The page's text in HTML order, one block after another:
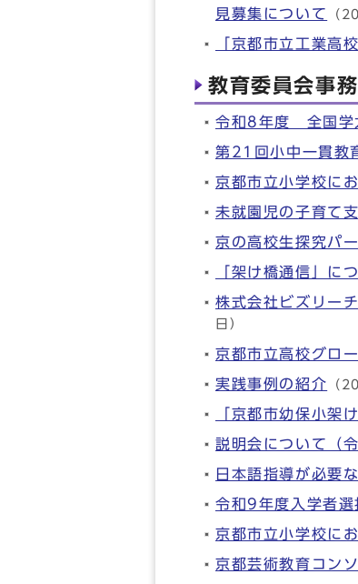
見募集について
（
「京都市立工業高
教育委員会事
令和8年度 全国学
第21回小中一貫教
京都市立小学校に
未就園児の子育て
京の高校生探究パ
「架け橋通信」に
株式会社ビズリー
日）
京都市立高校グロ
実践事例の紹介 （
「京都市幼保小架
説明会について（
日本語指導が必要
令和9年度入学者選
京都市立小学校に
京都芸術教育コン